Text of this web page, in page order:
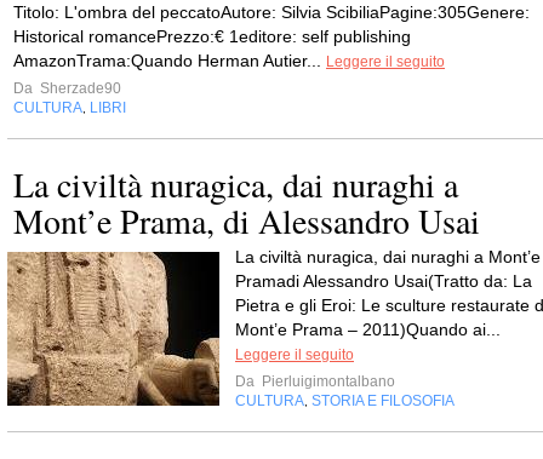
Titolo: L'ombra del peccatoAutore: Silvia ScibiliaPagine:305Genere:
Historical romancePrezzo:€ 1editore: self publishing
AmazonTrama:Quando Herman Autier...
Leggere il seguito
Da Sherzade90
CULTURA LIBRI
La civiltà nuragica, dai nuraghi a
Mont’e Prama, di Alessandro Usai
La civiltà nuragica, dai nuraghi a Mont’e
Pramadi Alessandro Usai(Tratto da: La
Pietra e gli Eroi: Le sculture restaurate
Mont’e Prama – 2011)Quando ai...
Leggere il seguito
Da Pierluigimontalbano
CULTURA STORIA E FILOSOFIA